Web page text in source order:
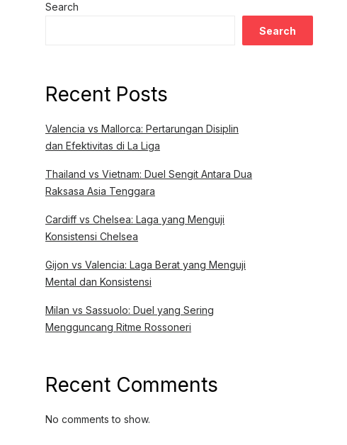
Search
Search
Recent Posts
Valencia vs Mallorca: Pertarungan Disiplin
dan Efektivitas di La Liga
Thailand vs Vietnam: Duel Sengit Antara Dua
Raksasa Asia Tenggara
Cardiff vs Chelsea: Laga yang Menguji
Konsistensi Chelsea
Gijon vs Valencia: Laga Berat yang Menguji
Mental dan Konsistensi
Milan vs Sassuolo: Duel yang Sering
Mengguncang Ritme Rossoneri
Recent Comments
No comments to show.